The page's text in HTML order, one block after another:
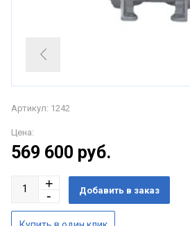
Артикул: 1242
Цена:
569 600 руб.